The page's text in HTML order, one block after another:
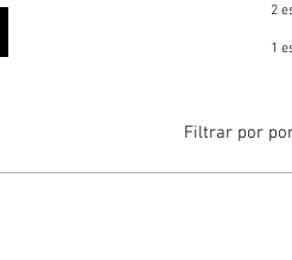
2
1
Filtrar por